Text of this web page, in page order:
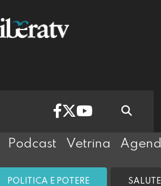
Podcast Vetrina
POLITICA E POTERE